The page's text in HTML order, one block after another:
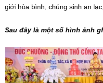
giới hòa bình, chúng sinh an
Sau đây là một số hình ảnh